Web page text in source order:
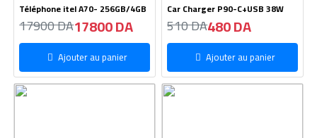
Téléphone itel A70- 256GB/4GB
17900 DA17800 DA
Ajouter au panier
Car Charger P90-C+USB 38W
510 DA480 DA
Ajouter au panier